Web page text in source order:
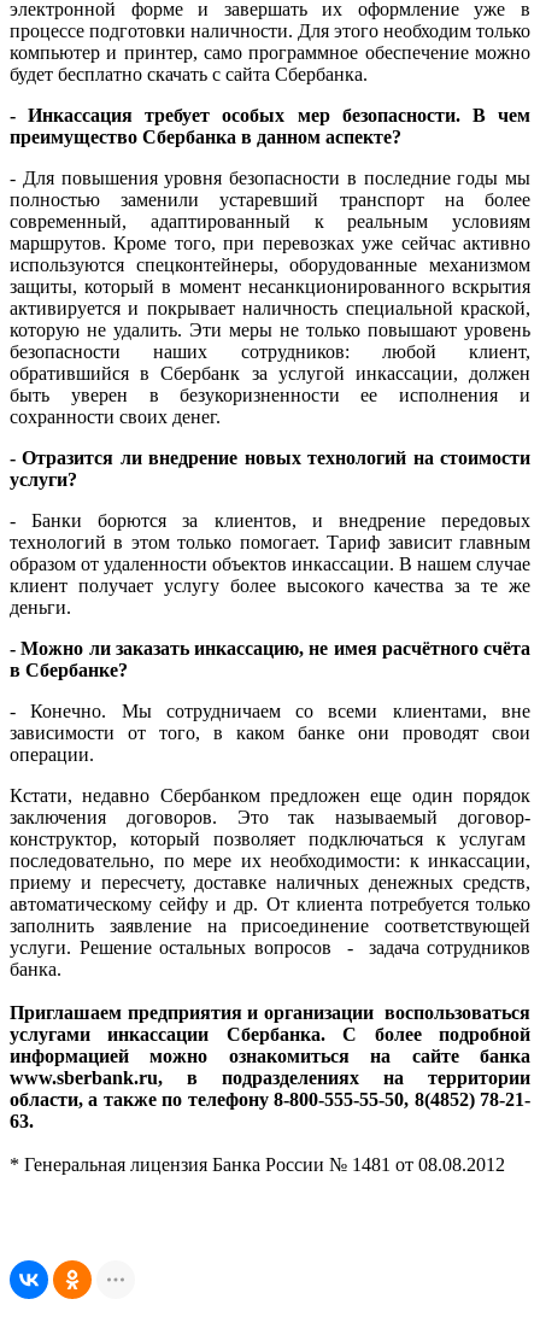
электронной форме и завершать их оформление уже в
процессе подготовки наличности. Для этого необходим только
компьютер и принтер, само программное обеспечение можно
будет бесплатно скачать с сайта Сбербанка.
- Инкассация требует особых мер безопасности. В чем
преимущество Сбербанка в данном аспекте?
- Для повышения уровня безопасности в последние годы мы
полностью заменили устаревший транспорт на более
современный, адаптированный к реальным условиям
маршрутов. Кроме того, при перевозках уже сейчас активно
используются спецконтейнеры, оборудованные механизмом
защиты, который в момент несанкционированного вскрытия
активируется и покрывает наличность специальной краской,
которую не удалить. Эти меры не только повышают уровень
безопасности наших сотрудников: любой клиент,
обратившийся в Сбербанк за услугой инкассации, должен
быть уверен в безукоризненности ее исполнения и
сохранности своих денег.
- Отразится ли внедрение новых технологий на стоимости
услуги?
- Банки борются за клиентов, и внедрение передовых
технологий в этом только помогает. Тариф зависит главным
образом от удаленности объектов инкассации. В нашем случае
клиент получает услугу более высокого качества за те же
деньги.
- Можно ли заказать инкассацию, не имея расчётного счёта
в Сбербанке?
- Конечно. Мы сотрудничаем со всеми клиентами, вне
зависимости от того, в каком банке они проводят свои
операции.
Кстати, недавно Сбербанком предложен еще один порядок
заключения договоров. Это так называемый договор-
конструктор, который позволяет подключаться к услугам
последовательно, по мере их необходимости: к инкассации,
приему и пересчету, доставке наличных денежных средств,
автоматическому сейфу и др. От клиента потребуется только
заполнить заявление на присоединение соответствующей
услуги. Решение остальных вопросов - задача сотрудников
банка.
Приглашаем предприятия и организации воспользоваться
услугами инкассации Сбербанка. C более подробной
информацией можно ознакомиться на сайте банка
www.sberbank.ru, в подразделениях на территории
области, а также по телефону 8-800-555-55-50, 8(4852) 78-21-
63.
* Генеральная лицензия Банка России № 1481 от 08.08.2012